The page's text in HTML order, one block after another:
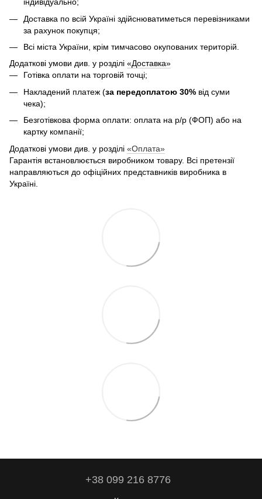
індивідуально;
Доставка по всій Україні здійснюватиметься перевізниками
за рахунок покупця;
Всі міста України, крім тимчасово окупованих територій.
Додаткові умови див. у розділі «Доставка»
Готівка оплати на торговій точці;
Накладений платеж (за передоплатою 30% від суми
чека);
Безготівкова форма оплати: оплата на р/р (ФОП) або на
картку компанії;
Додаткові умови див. у розділі «Оплата»
Гарантія встановлюється виробником товару. Всі претензії
направляються до офіційних представників виробника в
Україні.
+38 099 216 8776